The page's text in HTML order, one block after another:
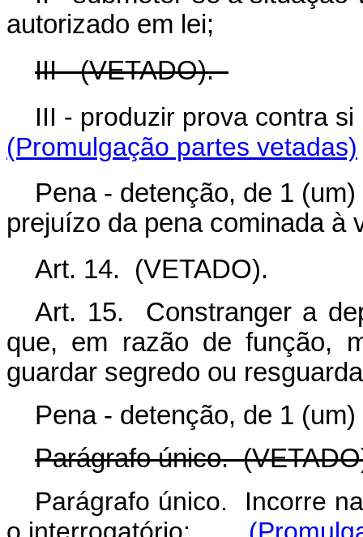
autorizado em lei;
III - (VETADO).
III - produzir prova
(Promulgação partes vetadas)
Pena - detenção, de 1
prejuízo da pena cominada à
Art. 14. (VETADO).
Art. 15. Constranger a
que, em razão de função,
guardar segredo ou
Pena - detenção, de 1
Parágrafo único.
Parágrafo único. Incorre